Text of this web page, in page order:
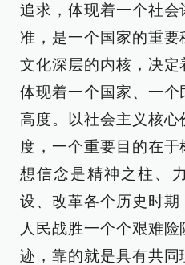
追求，体现着一个社
准，是一个国家的重
文化深层的内核，决定
体现着一个国家、一
高度。以社会主义核心
度，一个重要目的在
想信念是精神之柱、
设、改革各个历史时
人民战胜一个个艰难
迹，靠的就是具有共